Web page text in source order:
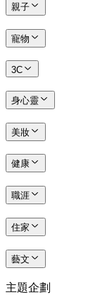
親子
寵物
3C
身心靈
美妝
健康
職涯
住家
藝文
主題企劃